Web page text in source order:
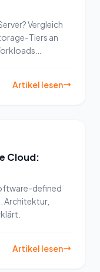
Vergleich
Tiers an
Artikel lesen
Cloud:
defined
Architektur,
Artikel lesen